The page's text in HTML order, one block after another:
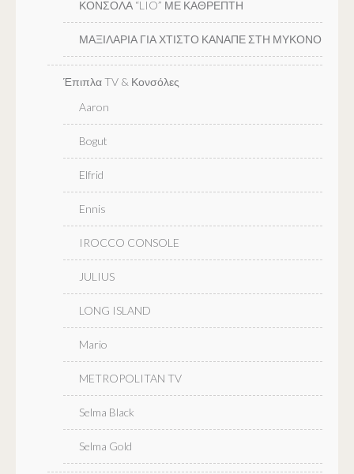
ΚΟΝΣΟΛΑ “LIO” ΜΕ ΚΑΘΡΕΠΤΗ
ΜΑΞΙΛΑΡΙΑ ΓΙΑ ΧΤΙΣΤΟ ΚΑΝΑΠΕ ΣΤΗ ΜΥΚΟΝΟ
Έπιπλα TV & Κονσόλες
Aaron
Bogut
Elfrid
Ennis
IROCCO CONSOLE
JULIUS
LONG ISLAND
Mario
METROPOLITAN TV
Selma Black
Selma Gold